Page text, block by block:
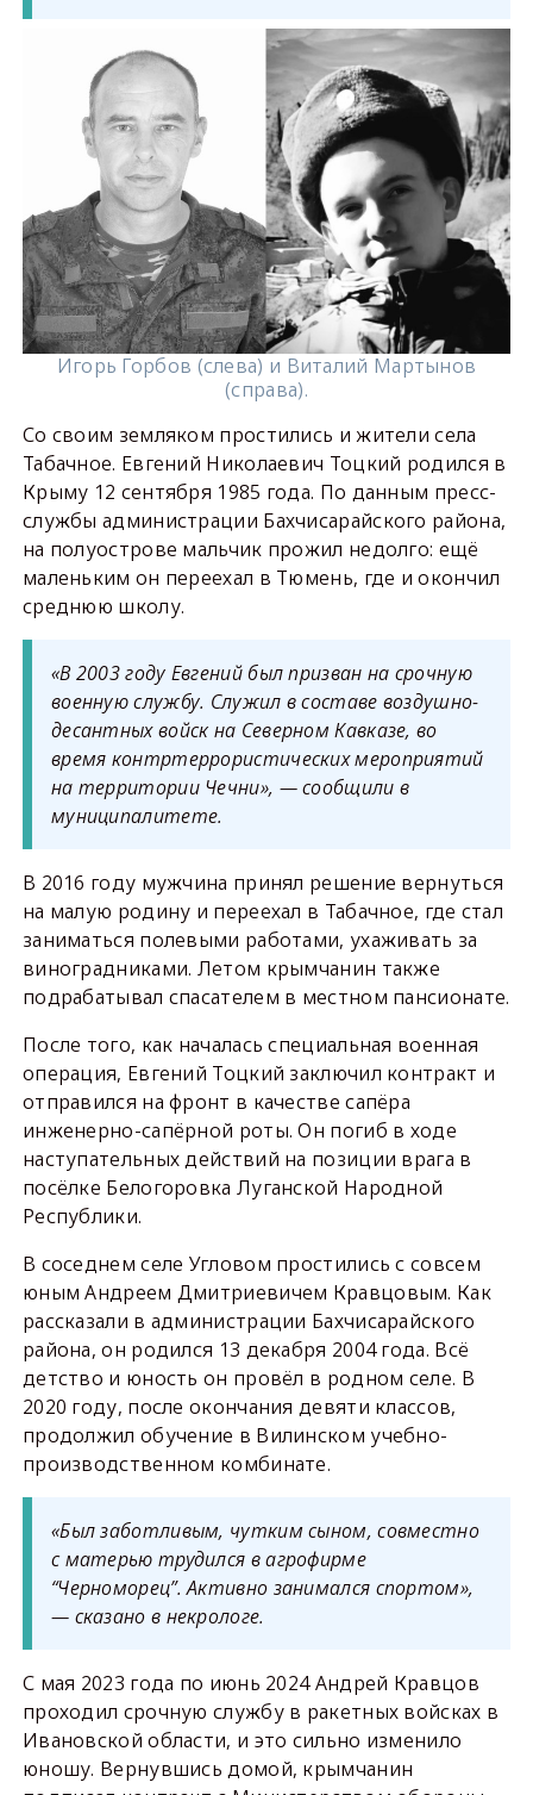
Игорь Горбов (слева) и Виталий Мартынов
(справа).
Со своим земляком простились и жители села
Табачное. Евгений Николаевич Тоцкий родился в
Крыму 12 сентября 1985 года. По данным пресс-
службы администрации Бахчисарайского района,
на полуострове мальчик прожил недолго: ещё
маленьким он переехал в Тюмень, где и окончил
среднюю школу.
«В 2003 году Евгений был призван на срочную
военную службу. Служил в составе воздушно-
десантных войск на Северном Кавказе, во
время контртеррористических мероприятий
на территории Чечни», — сообщили в
муниципалитете.
В 2016 году мужчина принял решение вернуться
на малую родину и переехал в Табачное, где стал
заниматься полевыми работами, ухаживать за
виноградниками. Летом крымчанин также
подрабатывал спасателем в местном пансионате.
После того, как началась специальная военная
операция, Евгений Тоцкий заключил контракт и
отправился на фронт в качестве сапёра
инженерно-сапёрной роты. Он погиб в ходе
наступательных действий на позиции врага в
посёлке Белогоровка Луганской Народной
Республики.
В соседнем селе Угловом простились с совсем
юным Андреем Дмитриевичем Кравцовым. Как
рассказали в администрации Бахчисарайского
района, он родился 13 декабря 2004 года. Всё
детство и юность он провёл в родном селе. В
2020 году, после окончания девяти классов,
продолжил обучение в Вилинском учебно-
производственном комбинате.
«Был заботливым, чутким сыном, совместно
с матерью трудился в агрофирме
“Черноморец”. Активно занимался спортом»,
— сказано в некрологе.
С мая 2023 года по июнь 2024 Андрей Кравцов
проходил срочную службу в ракетных войсках в
Ивановской области, и это сильно изменило
юношу. Вернувшись домой, крымчанин